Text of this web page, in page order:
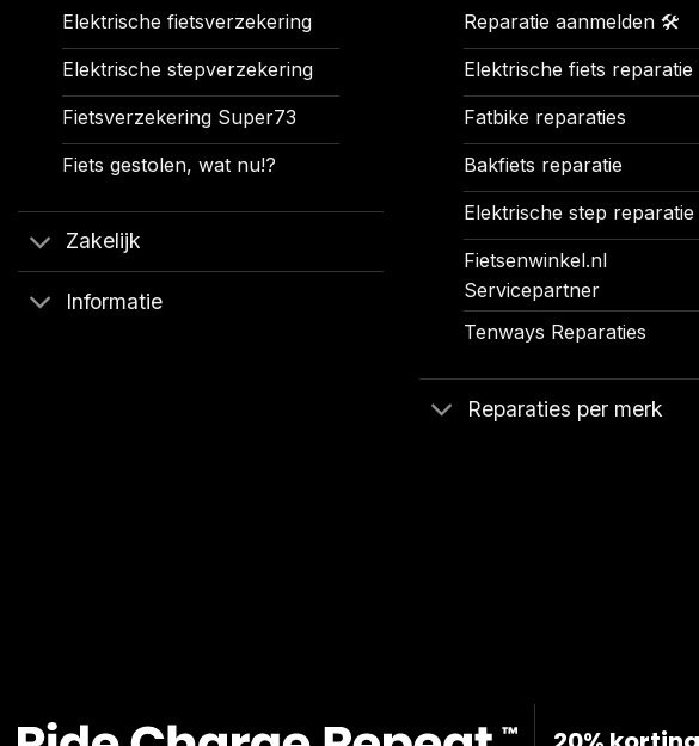
Elektrische fietsverzekering
Elektrische stepverzekering
Fietsverzekering Super73
Fiets gestolen, wat nu!?
Zakelijk
Informatie
Reparatie aanmelden 🛠️
Elektrische fiets reparatie
Fatbike reparaties
Bakfiets reparatie
Elektrische step reparatie
Fietsenwinkel.nl
Servicepartner
Tenways Reparaties
Reparaties per merk